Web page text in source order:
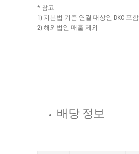
* 참고
1) 지분법 기준 연결 대상인 DKC 포함
2) 해외법인 매출 제외
배당 정보